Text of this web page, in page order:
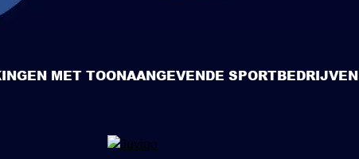
MET TOONAANGEVENDE SPORTBEDRIJVEN